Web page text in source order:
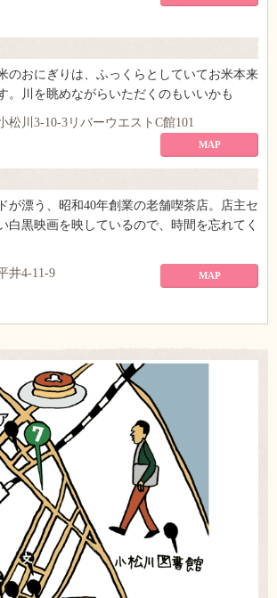
のおにぎりは、ふっくらとしていてお米本来
。川を眺めながらいただくのもいいかも
松川3-10-3リバーウエストC館101
MAP
が漂う、昭和40年創業の老舗喫茶店。店主セ
白黒映画を映しているので、時間を忘れてく
井4-11-9 MAP